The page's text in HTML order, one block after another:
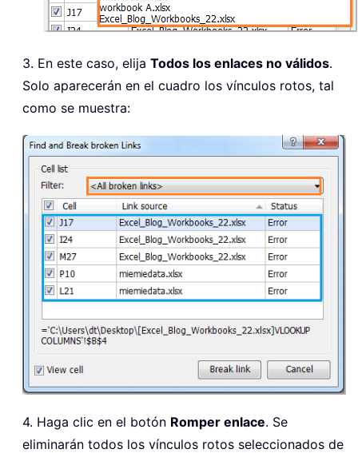
3. En este caso, elija Todos los enlaces no válidos.
Solo aparecerán en el cuadro los vínculos rotos, tal
como se muestra:
4. Haga clic en el botón Romper enlace. Se
eliminarán todos los vínculos rotos seleccionados de